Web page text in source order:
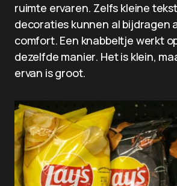
ruimte ervaren. Zelfs kleine
decoraties kunnen al bijdragen
comfort. Een knabbeltje werkt
dezelfde manier. Het is klein,
ervan is groot.